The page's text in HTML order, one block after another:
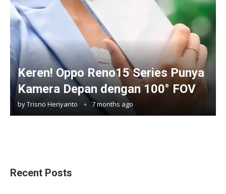
Keren! Oppo Reno15 Series Punya
Kamera Depan dengan 100° FOV
byTrisno Heriyanto 7 months ago
Recent Posts